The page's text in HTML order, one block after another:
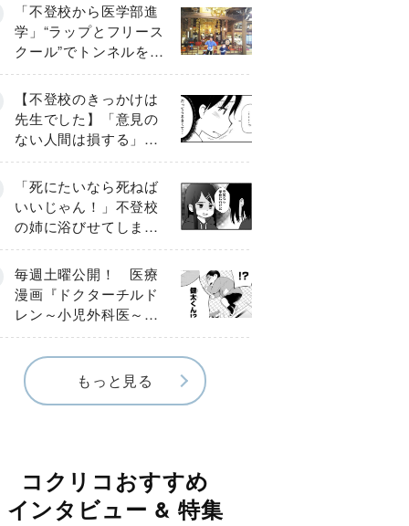
「不登校から医学部進
学」“ラップとフリース
クール”でトンネルを脱
して高校受験へ〔元野
球少年の実話〕
【不登校のきっかけは
先生でした】「意見の
ない人間は損する」担
任の一言が苦しみに…
《第１話》
「死にたいなら死ねば
いいじゃん！」不登校
の姉に浴びせてしまっ
た言葉【番外編・後
編】
毎週土曜公開！ 医療
漫画『ドクターチルド
レン～小児外科医～』
【Episode.４】
もっと見る
コクリコおすすめ
インタビュー & 特集